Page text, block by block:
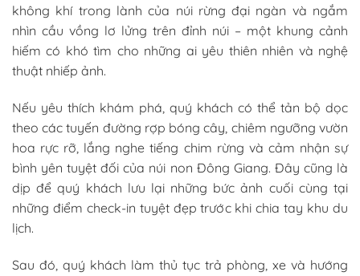
không khí trong lành của núi rừng đại ngàn và ngắm
nhìn cầu vồng lơ lửng trên đỉnh núi – một khung cảnh
hiếm có khó tìm cho những ai yêu thiên nhiên và nghệ
thuật nhiếp ảnh.
Nếu yêu thích khám phá, quý khách có thể tản bộ dọc
theo các tuyến đường rợp bóng cây, chiêm ngưỡng vườn
hoa rực rỡ, lắng nghe tiếng chim rừng và cảm nhận sự
bình yên tuyệt đối của núi non Đông Giang. Đây cũng là
dịp để quý khách lưu lại những bức ảnh cuối cùng tại
những điểm check-in tuyệt đẹp trước khi chia tay khu du
lịch.
Sau đó, quý khách làm thủ tục trả phòng, xe và hướng